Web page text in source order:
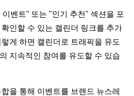
벤트" 또는 "인기 추천" 섹션을 포
인할 수 있는 캘린더 링크를 추가
게 하면 캘린더로 트래픽을 유도
지속적인 참여를 유도할 수 있습
을 통해 이벤트를 브랜드 뉴스레